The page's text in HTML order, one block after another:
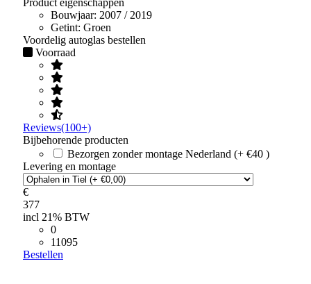
Product eigenschappen
Bouwjaar: 2007 / 2019
Getint: Groen
Voordelig autoglas bestellen
Voorraad
Reviews(100+)
Bijbehorende producten
Bezorgen zonder montage Nederland (+ €40 )
Levering en montage
€
377
incl 21% BTW
0
11095
Bestellen